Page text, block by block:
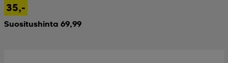
35,-
Suositushinta 69,99